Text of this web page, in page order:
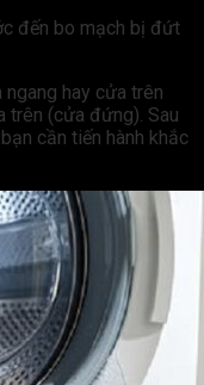
đến bo mạch bị đứt
hay cửa trên
trên (cửa đứng). Sau
cần tiến hành khắc